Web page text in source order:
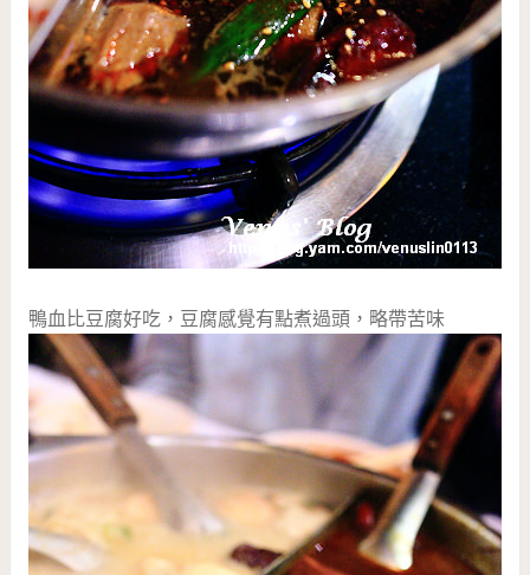
鴨血比豆腐好吃，豆腐感覺有點煮過頭，略帶苦味